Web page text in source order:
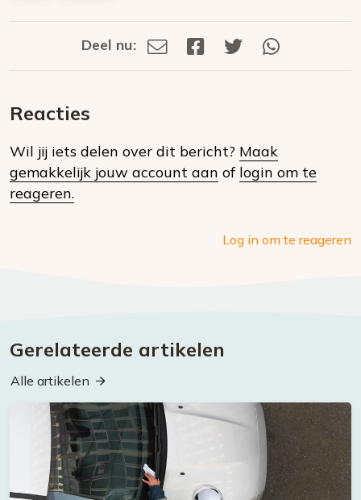
Deel
social
Deel nu:
Deel
Deel
Deel
Reacties
Wil jij iets delen over dit bericht? Maak
gemakkelijk jouw account aan of login om te
reageren.
Log in om te reageren
Gerelateerde artikelen
Alle artikelen